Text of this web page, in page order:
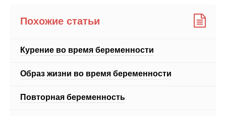
Курение во время беременности